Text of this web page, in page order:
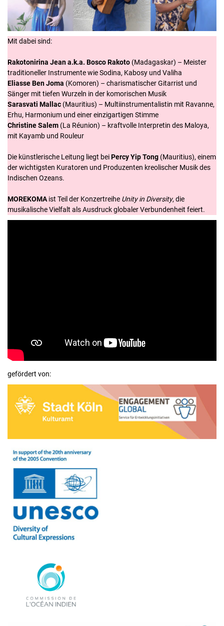
Mit dabei sind:
Rakotonirina Jean a.k.a. Bosco Rakoto (Madagaskar) – Meister
traditioneller Instrumente wie Sodina, Kabosy und Valiha
Eliasse Ben Joma (Komoren) – charismatischer Gitarrist und
Sänger mit tiefen Wurzeln in der komorischen Musik
Sarasvati Mallac (Mauritius) – Multiinstrumentalistin mit Ravanne,
Erhu, Harmonium und einer einzigartigen Stimme
Christine Salem (La Réunion) – kraftvolle Interpretin des Maloya,
mit Kayamb und Rouleur
Die künstlerische Leitung liegt beiPercy Yip Tong (Mauritius), einem
der wichtigsten Kuratoren und Produzenten kreolischer Musik des
Indischen Ozeans.
MOREKOMAist Teil der Konzertreihe Unity in Diversity, die
musikalische Vielfalt als Ausdruck globaler Verbundenheit feiert.
gefördert von: